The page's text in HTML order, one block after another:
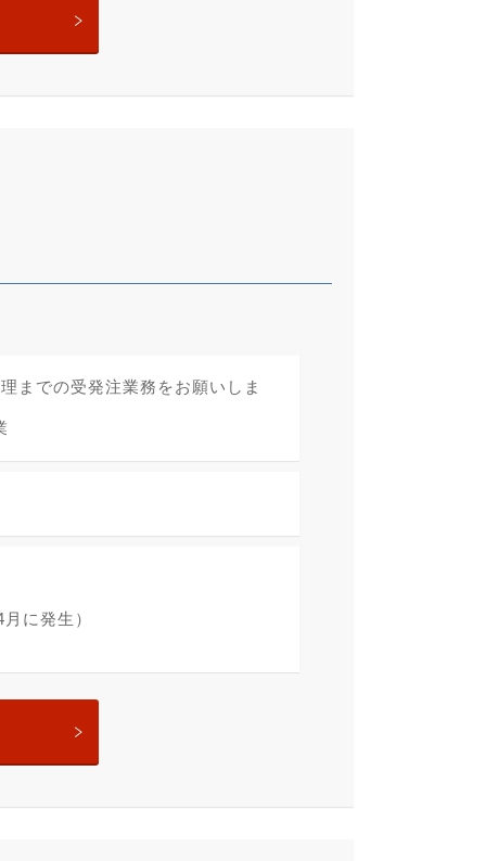
までの受発注業務をお願いしま
に発生）